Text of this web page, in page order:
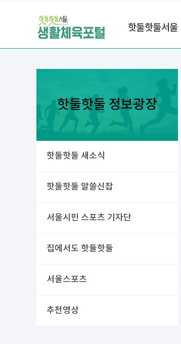
핫둘핫둘서울
핫둘핫둘 정보광장
핫둘핫둘 새소식
핫둘핫둘 알쓸신잡
서울시민 스포츠 기자단
집에서도 핫둘핫둘
서울스포츠
추천영상